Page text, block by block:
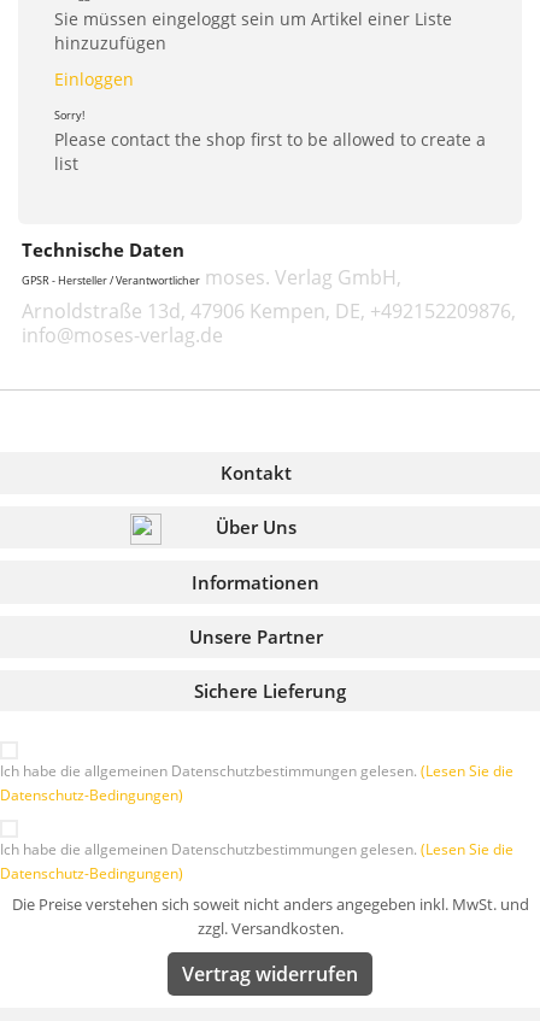
Sie müssen eingeloggt sein um Artikel einer Liste
hinzuzufügen
Einloggen
Sorry!
Please contact the shop first to be allowed to create a
list
Technische Daten
GPSR - Hersteller / Verantwortlicher moses. Verlag GmbH,
Arnoldstraße 13d, 47906 Kempen, DE, +492152209876,
info@moses-verlag.de
Kontakt
Über Uns
Informationen
Sichere Lieferung
Unsere Partner
Ich habe die allgemeinen Datenschutzbestimmungen gelesen. (Lesen Sie die
Datenschutz-Bedingungen)
Ich habe die allgemeinen Datenschutzbestimmungen gelesen. (Lesen Sie die
Datenschutz-Bedingungen)
Die Preise verstehen sich soweit nicht anders angegeben inkl. MwSt. und
zzgl. Versandkosten.
Vertrag widerrufen